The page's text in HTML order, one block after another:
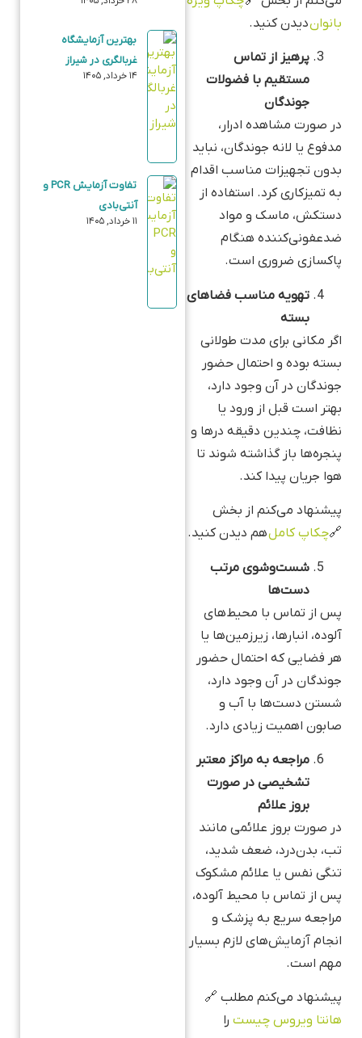
بانواندیدن کنید.
پرهیز از تماس
مستقیم با فضولات
جوندگان
در صورت مشاهده ادرار،
مدفوع یا لانه جوندگان، نباید
بدون تجهیزات مناسب اقدام
به تمیزکاری کرد. استفاده از
دستکش، ماسک و مواد
ضدعفونی‌کننده هنگام
پاکسازی ضروری است.
تهویه مناسب فضاهای
بسته
اگر مکانی برای مدت طولانی
بسته بوده و احتمال حضور
جوندگان در آن وجود دارد،
بهتر است قبل از ورود یا
نظافت، چندین دقیقه درها و
پنجره‌ها باز گذاشته شوند تا
هوا جریان پیدا کند.
پیشنهاد می‌کنم از بخش
🔗چکاپ کاملهم دیدن کنید.
شست‌وشوی مرتب
دست‌ها
پس از تماس با محیط‌های
آلوده، انبارها، زیرزمین‌ها یا
هر فضایی که احتمال حضور
جوندگان در آن وجود دارد،
شستن دست‌ها با آب و
صابون اهمیت زیادی دارد.
مراجعه به مراکز معتبر
تشخیصی در صورت
بروز علائم
در صورت بروز علائمی مانند
تب، بدن‌درد، ضعف شدید،
تنگی نفس یا علائم مشکوک
پس از تماس با محیط آلوده،
مراجعه سریع به پزشک و
انجام آزمایش‌های لازم بسیار
مهم است.
پیشنهاد می‌کنم مطلب 🔗
هانتا ویروس چیست را
بهترین آزمایشگاه
غربالگری در شیراز
۱۴ خرداد, ۱۴۰۵
تفاوت آزمایش PCR و
آنتی‌بادی
۱۱ خرداد, ۱۴۰۵